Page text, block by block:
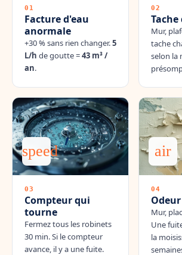
01
Facture d'eau
anormale
+30 % sans rien changer.5
L/h de goutte =43 m³ /
an.
02
Mur,
tache
selon la
speed
03
Compteur qui
tourne
Fermez tous les robinets
30 min. Si le compteur
avance, il y a une fuite.
air
04
Mur,
Une
la